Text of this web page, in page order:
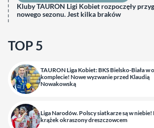
Kluby TAURON Ligi Kobiet rozpoczęły
nowego sezonu. Jest kilka braków
TOP 5
TAURON Liga Kobiet: BKS Bielsko-Biała w
komplecie! Nowe wyzwanie przed Klaudią
Nowakowską
Liga Narodów. Polscy siatkarze są w niebie!
krążek okraszony dreszczowcem